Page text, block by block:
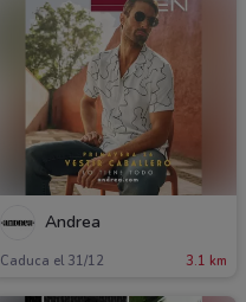
Andrea
Caduca el 31/12 3.1 km